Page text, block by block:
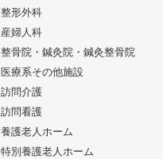
整形外科
産婦人科
整骨院・鍼灸院・鍼灸整骨院
医療系その他施設
訪問介護
訪問看護
養護老人ホーム
特別養護老人ホーム